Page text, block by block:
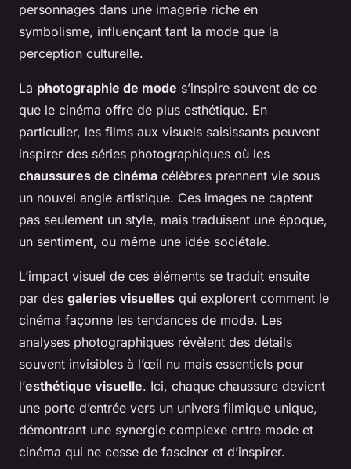
personnages dans une imagerie riche en
symbolisme, influençant tant la mode que la
perception culturelle.
La photographie de mode s’inspire souvent de ce
que le cinéma offre de plus esthétique. En
particulier, les films aux visuels saisissants peuvent
inspirer des séries photographiques où les
chaussures de cinéma célèbres prennent vie sous
un nouvel angle artistique. Ces images ne captent
pas seulement un style, mais traduisent une époque,
un sentiment, ou même une idée sociétale.
L’impact visuel de ces éléments se traduit ensuite
par des galeries visuelles qui explorent comment le
cinéma façonne les tendances de mode. Les
analyses photographiques révèlent des détails
souvent invisibles à l’œil nu mais essentiels pour
l’esthétique visuelle. Ici, chaque chaussure devient
une porte d’entrée vers un univers filmique unique,
démontrant une synergie complexe entre mode et
cinéma qui ne cesse de fasciner et d’inspirer.